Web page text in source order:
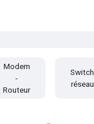
Modem
-
Routeur
Switch
réseau